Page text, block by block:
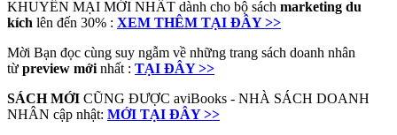
KHUYẾN MẠI MỚI NHẤT dành cho bộ sách marketing du
kích lên đến 30% : XEM THÊM TẠI ĐÂY >>
Mời Bạn đọc cùng suy ngẫm về những trang sách doanh nhân
từ preview mới nhất : TẠI ĐÂY >>
SÁCH MỚI CŨNG ĐƯỢC aviBooks - NHÀ SÁCH DOANH
NHÂN cập nhật: MỚI TẠI ĐÂY >>